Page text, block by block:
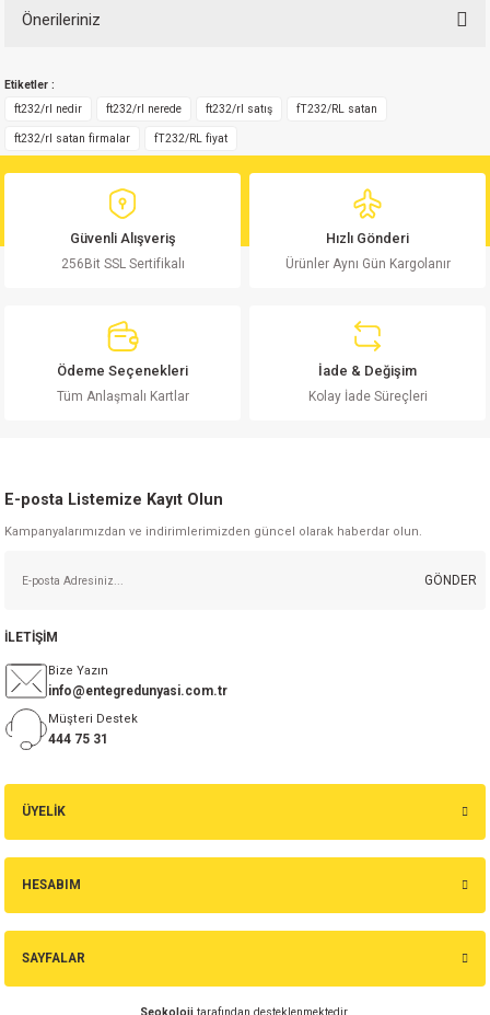
Önerileriniz
yetersiz gördüğünüz noktaları öneri formunu kullanarak tarafımıza
iletebilirsiniz.
Görüş ve önerileriniz için teşekkür ederiz.
Ürün açıklamasında eksik bilgiler bulunuyor.
Ürün bilgilerinde hatalar bulunuyor.
Etiketler :
ft232/rl nedir
ft232/rl nerede ft232/rl satış fT232/RL satan
ft232/rl satan firmalar fT232/RL fiyat
Güvenli Alışveriş
256Bit SSL Sertifikalı
Hızlı Gönderi
Ürünler Aynı Gün Kargolanır
Ödeme Seçenekleri
Tüm Anlaşmalı Kartlar
İade & Değişim
Kolay İade Süreçleri
E-posta Listemize Kayıt Olun
Kampanyalarımızdan ve indirimlerimizden güncel olarak haberdar olun.
GÖNDER
ÜYELİK
HESABIM
SAYFALAR
İLETİŞİM
Bize Yazın
info@entegredunyasi.com.tr
Müşteri Destek
444 75 31